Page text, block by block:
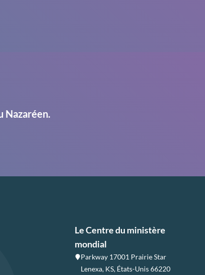
Nazaréen.
Le Centre du ministère
mondial
Parkway 17001 Prairie Star
Lenexa, KS, États-Unis 66220